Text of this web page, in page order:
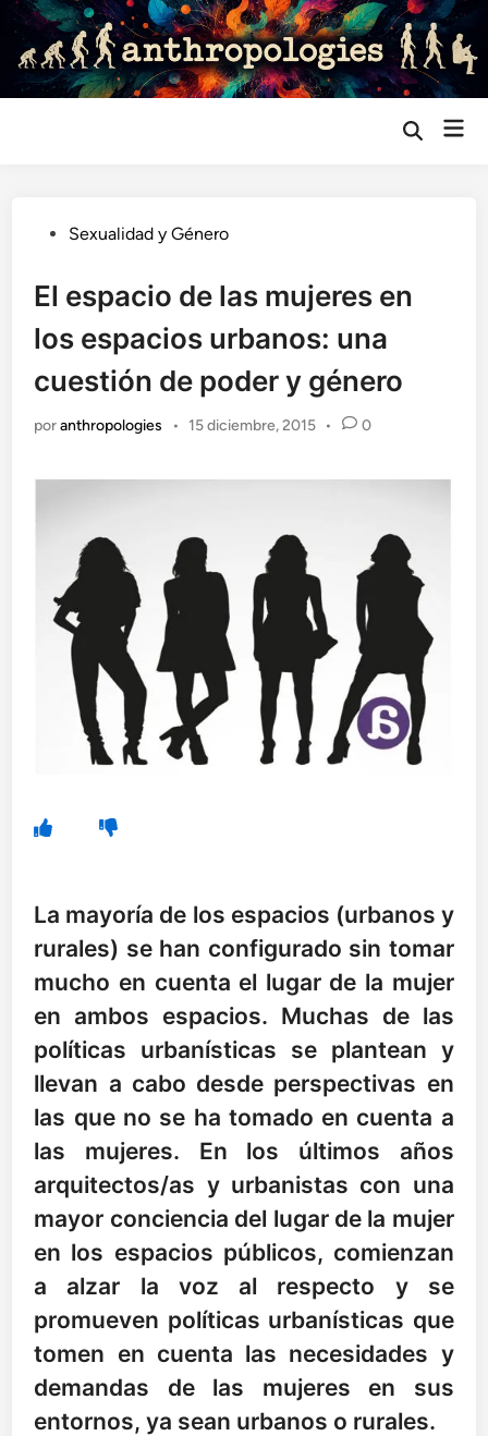
Saltar
contenido
Abrir
Publicado
Sexualidad y Género
El espacio de las mujeres en
los espacios urbanos: una
cuestión de poder y género
poranthropologies • 15 diciembre, 2015 • 0
La mayoría de los espacios (urbanos y
rurales) se han configurado sin tomar
mucho en cuenta el lugar de la mujer
en ambos espacios. Muchas de las
políticas urbanísticas se plantean y
llevan a cabo desde perspectivas en
las que no se ha tomado en cuenta a
las mujeres. En los últimos años
arquitectos/as y urbanistas con una
mayor conciencia del lugar de la mujer
en los espacios públicos, comienzan
a alzar la voz al respecto y se
promueven políticas urbanísticas que
tomen en cuenta las necesidades y
demandas de las mujeres en sus
entornos, ya sean urbanos o rurales.